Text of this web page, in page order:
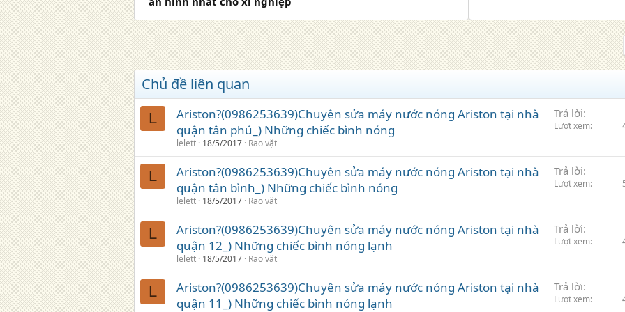
Chủ đề liên quan
L
Ariston?(0986253639)Chuyên sửa máy nước nóng Ariston tại nhà
quận tân phú_) Những chiếc bình nóng
lelett 18/5/2017 Rao vặt
Trả lời
Lượt xem
L
Ariston?(0986253639)Chuyên sửa máy nước nóng Ariston tại nhà
quận tân bình_) Những chiếc bình nóng
lelett 18/5/2017 Rao vặt
Trả lời
Lượt xem
L
Ariston?(0986253639)Chuyên sửa máy nước nóng Ariston tại nhà
quận 12_) Những chiếc bình nóng lạnh
lelett 18/5/2017 Rao vặt
Trả lời
Lượt xem
L
Ariston?(0986253639)Chuyên sửa máy nước nóng Ariston tại nhà
quận 11_) Những chiếc bình nóng lạnh
Trả lời
Lượt xem